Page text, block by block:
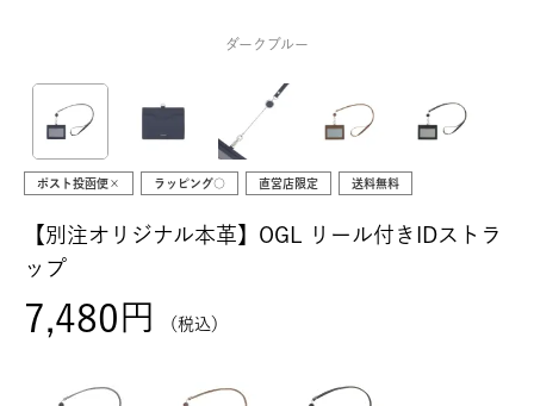
ダークブルー
ポスト投函便× ラッピング○ 直営店限定 送料無料
【別注オリジナル本革】OGL リール付きIDストラ
ップ
7,480 税込